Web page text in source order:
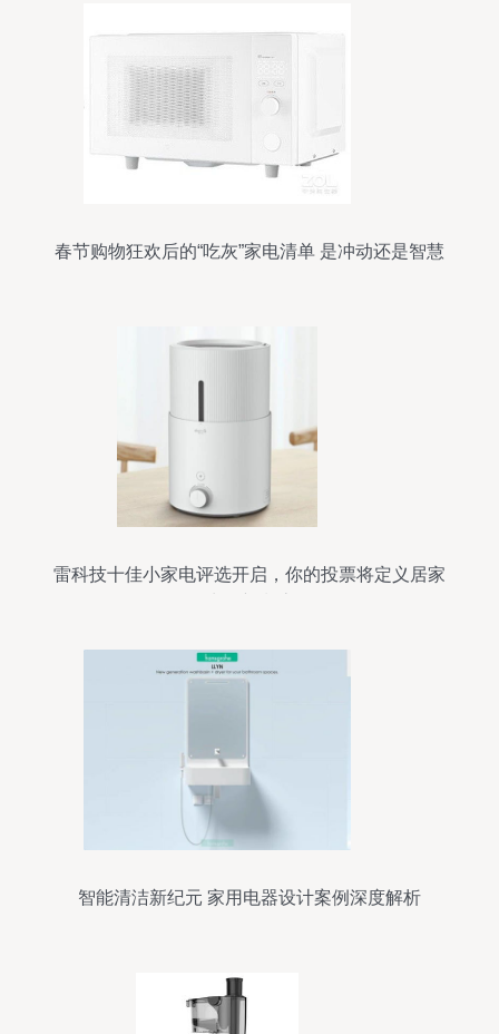
春节购物狂欢后的“吃灰”家电清单 是冲动还是智慧
雷科技十佳小家电评选开启，你的投票将定义居家
智能清洁新纪元 家用电器设计案例深度解析